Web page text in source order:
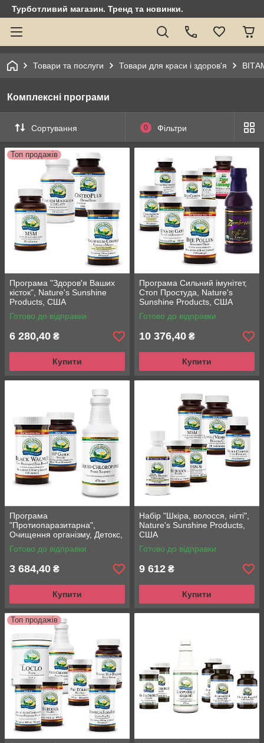
Турботливий магазин. Тренд та новинки.
Товари та послуги Товари для краси і здоров'я
Комплексні програми
Сортування 0 Фільтри
Топ продажів
Програма "Здоров'я Ваших
кісток", Nature's Sunshine
Products, США
Готово до відправки
6 280,40 ₴
Купити
Програма Сильний імунітет,
Стоп Простуда, Nature's
Sunshine Products, США
Готово до відправки
10 376,40 ₴
Купити
Програма
"Протиопаразитарна",
Очищення організму, Детокс,
Nature's Sunshine Products,
США
Готово до відправки
3 684,40 ₴
Купити
Набір "Шкіра, волосся, нігті",
Nature's Sunshine Products,
США
Готово до відправки
9 612 ₴
Купити
Топ продажів